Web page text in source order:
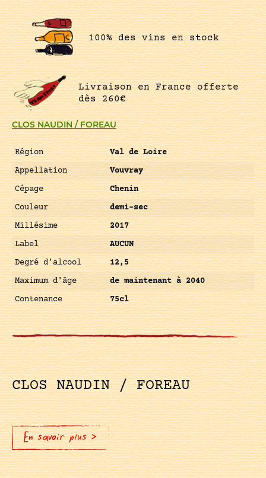
CLOS NAUDIN / FOREAU
Région
Val de Loire
Appellation
Vouvray
Cépage
Chenin
Couleur
demi-sec
Millésime
2017
Label
AUCUN
Degré d'alcool
12,5
Maximum d'âge
de maintenant à 2040
Contenance
75cl
100% des vins en stock
Livraison en France offerte
dès 260€
CLOS NAUDIN / FOREAU
En savoir plus >